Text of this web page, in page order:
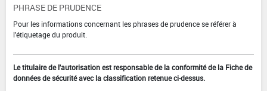
PHRASE DE PRUDENCE
Pour les informations concernant les phrases de prudence se référer à
l'étiquetage du produit.
Le titulaire de l'autorisation est responsable de la conformité de la Fiche de
données de sécurité avec la classification retenue ci-dessus.